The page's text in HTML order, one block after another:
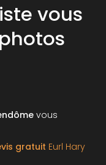
vous
vous
gratuit Eurl Hary